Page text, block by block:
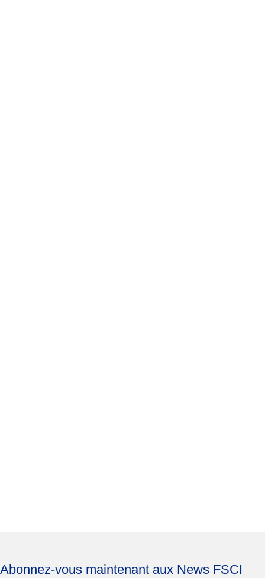
Abonnez-vous maintenant aux News FSCI